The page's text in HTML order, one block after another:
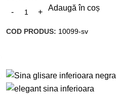
Adaugă în coș
COD PRODUS: 10099-sv